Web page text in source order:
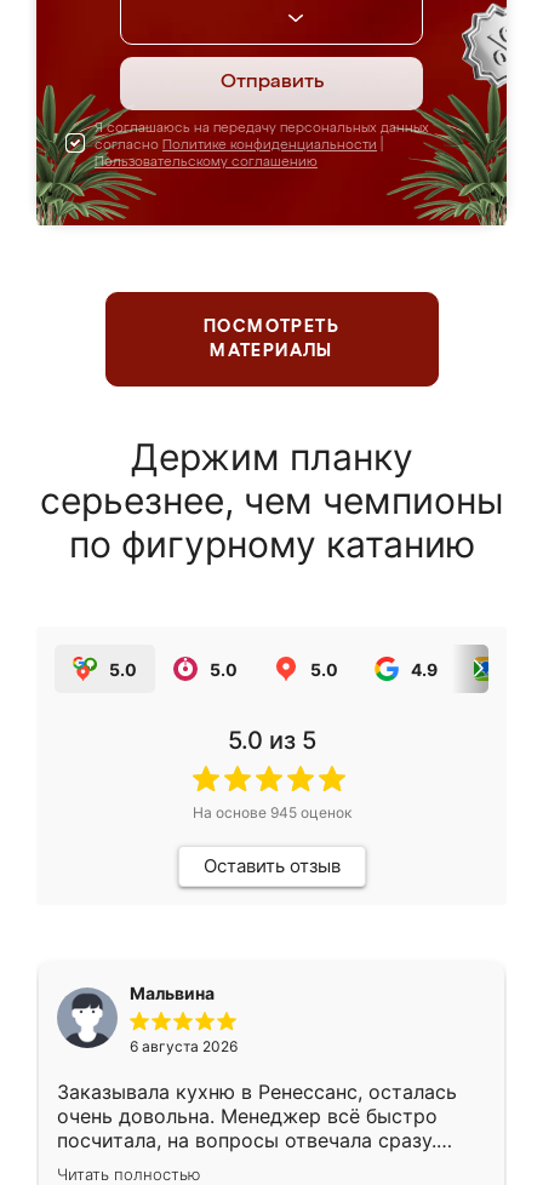
Отправить
Я соглашаюсь на передачу персональных данных
согласно Политике конфиденциальности
Пользовательскому соглашению
ПОСМОТРЕТЬ
МАТЕРИАЛЫ
Держим планку
серьезнее, чем чемпионы
по фигурному катанию
5.0 5.0 5.0 4.9
5.0 из 5
На основе 945оценок
Оставить отзыв
Мальвина
6 августа 2026
Заказывала кухню в Ренессанс, осталась
очень довольна. Менеджер всё быстро
посчитала, на вопросы отвечала сразу.
Замерщик приехал в субботу, подошёл к
Читать полностью